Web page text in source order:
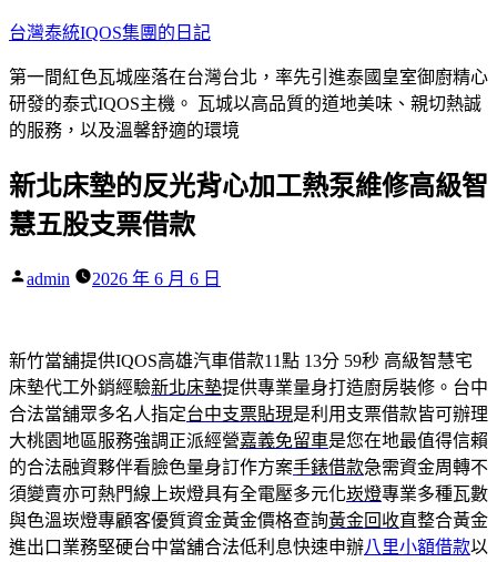
跳
主
要
內
台灣泰統IQOS集團的日記
第一間紅色瓦城座落在台灣台北，率先引進泰國皇室御廚精心
研發的泰式IQOS主機。 瓦城以高品質的道地美味、親切熱誠
的服務，以及溫馨舒適的環境
新北床墊的反光背心加工熱泵維修高級智
慧五股支票借款
作
admin 2026 年 6 月 6 日
新竹當舖提供IQOS高雄汽車借款11點 13分 59秒 高級智慧宅
床墊代工外銷經驗新北床墊提供專業量身打造廚房裝修。台中
合法當舖眾多名人指定台中支票貼現是利用支票借款皆可辦理
大桃園地區服務強調正派經營嘉義免留車是您在地最值得信賴
的合法融資夥伴看臉色量身訂作方案手錶借款急需資金周轉不
須變賣亦可熱門線上崁燈具有全電壓多元化崁燈專業多種瓦數
與色溫崁燈專顧客優質資金黃金價格查詢黃金回收直整合黃金
進出口業務堅硬台中當舖合法低利息快速申辦八里小額借款以